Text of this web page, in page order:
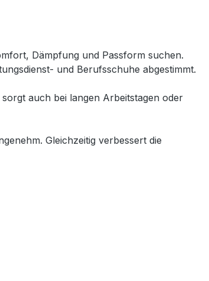
Dämpfung und Passform suchen.
und Berufsschuhe abgestimmt.
auch bei langen Arbeitstagen oder
Gleichzeitig verbessert die